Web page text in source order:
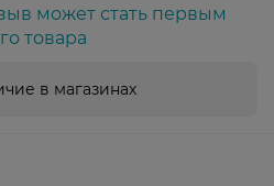
может стать первым
товара
в магазинах